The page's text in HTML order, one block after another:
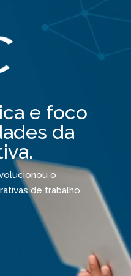
e foco
da
o
de trabalho